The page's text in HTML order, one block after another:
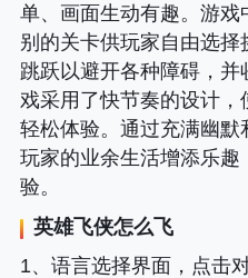
单、画面生动有趣。游
别的关卡供玩家自由选
跳跃以避开各种障碍，
戏采用了快节奏的设计
轻松体验。通过充满幽
玩家的业余生活增添乐
验。
英雄飞侠怎么飞
1、语言选择界面，点击